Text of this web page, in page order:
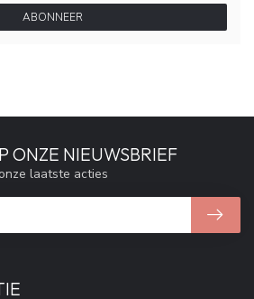
ABONNEER
ONZE NIEUWSBRIEF
laatste acties